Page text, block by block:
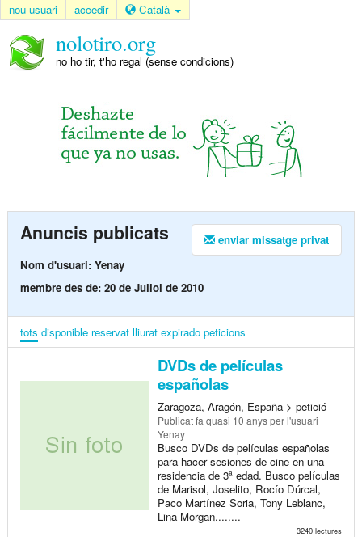
nou usuari accedir Català
nolotiro.org
no ho tir, t'ho regal (sense condicions)
enviar missatge privat
Anuncis publicats
Nom d'usuari: Yenay
membre des de: 20 de Juliol de 2010
tots disponible reservat lliurat expirado peticions
DVDs de películas
españolas
Zaragoza, Aragón, España > petició
Publicatfa quasi 10 anysper l'usuari
Yenay
Busco DVDs de películas españolas
para hacer sesiones de cine en una
residencia de 3ª edad. Busco películas
de Marisol, Joselito, Rocío Dúrcal,
Paco Martínez Soria, Tony Leblanc,
Lina Morgan........
3240 lectures